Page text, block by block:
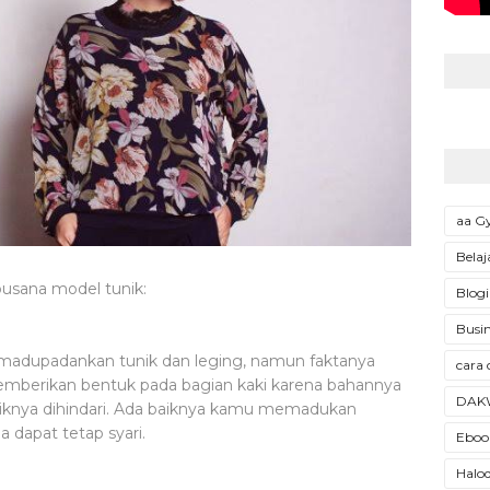
model tunik:
tunik dan leging, namun faktanya
bentuk pada bagian kaki karena bahannya
dihindari. Ada baiknya kamu memadukan
dapat tetap syari.
aa
cara